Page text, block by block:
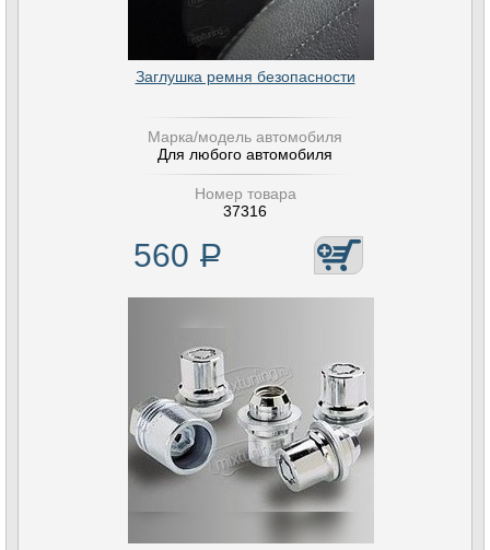
Заглушка ремня безопасности
Марка/модель автомобиля
Для любого автомобиля
Номер товара
37316
560 Р